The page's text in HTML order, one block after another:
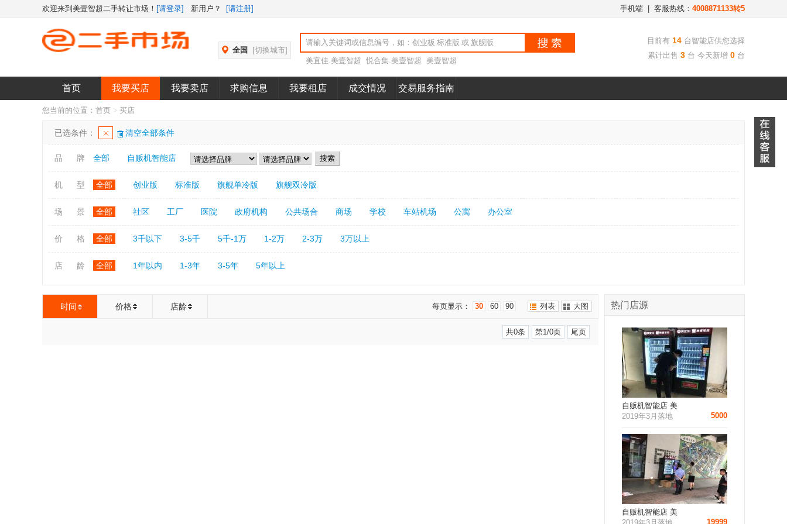
欢迎来到美壹智超二手转让市场！ [请登录] 新用户？ [请注册] 手机端 | 客服热线： 4008871133转5
全国
[切换城市]
美宜佳.美壹智超
悦合集.美壹智超 美壹智超
目前有 14 台智能店供您选择
累计出售 3 台 今天新增 0 台
首页 我要买店 我要卖店 求购信息 我要租店 成交情况 交易服务指南
您当前的位置： 首页 > 买店
已选条件： 清空全部条件
品 牌 全部 自贩机智能店
机 型 全部 创业版 标准版 旗舰单冷版 旗舰双冷版
场 景 全部 社区 工厂 医院 政府机构 公共场合 商场 学校 车站机场 公寓 办公室
价 格 全部 3千以下 3-5千 5千-1万 1-2万 2-3万 3万以上
店 龄 全部 1年以内 1-3年 3-5年 5年以上
时间 价格 店龄 列表 大图
每页显示： 30 60 90
共0条 第1/0页 尾页
热门店源
自贩机智能店 美
2019年3月落地
5000
自贩机智能店 美
19999